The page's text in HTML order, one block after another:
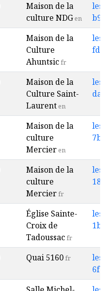
Maison de la
culture NDG en
Maison de la
Culture
Ahuntsicfr
Maison de la
Culture Saint-
Laurent en
Maison de la
culture
Mercieren
Maison de la
culture
Mercierfr
Église Sainte-
Croix de
Tadoussacfr
Quai 5160fr